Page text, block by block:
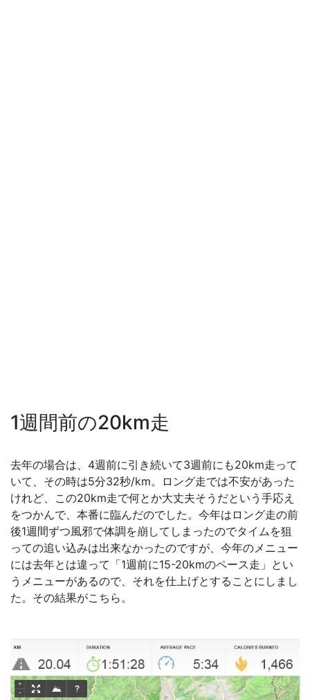
1週間前の20km走
去年の場合は、4週前に引き続いて3週前にも20km走って
いて、その時は5分32秒/km。ロング走では不安があった
けれど、この20km走で何とか大丈夫そうだという手応え
をつかんで、本番に臨んだのでした。今年はロング走の前
後1週間ずつ風邪で体調を崩してしまったのでタイムを狙
っての追い込みは出来なかったのですが、今年のメニュー
には去年とは違って「1週前に15-20kmのペース走」とい
うメニューがあるので、それを仕上げとすることにしまし
た。その結果がこちら。